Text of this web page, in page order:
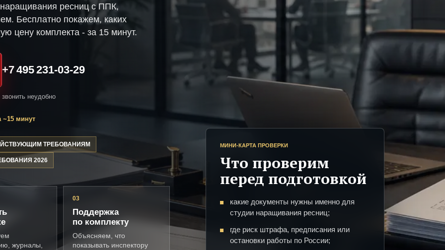
ресниц с ППК,
Бесплатно покажем, каких
цену комплекта - за 15 минут.
+7 495 231-03-29
неудобно
~15 минут
ТРЕБОВАНИЯМ
2026
журналы,
03
Поддержка
по комплекту
Объясняем, что
показывать инспектору
МИНИ-КАРТА ПРОВЕРКИ
Что проверим
перед подготовкой
какие документы нужны именно для
студии наращивания ресниц;
где риск штрафа, предписания или
остановки работы по России;